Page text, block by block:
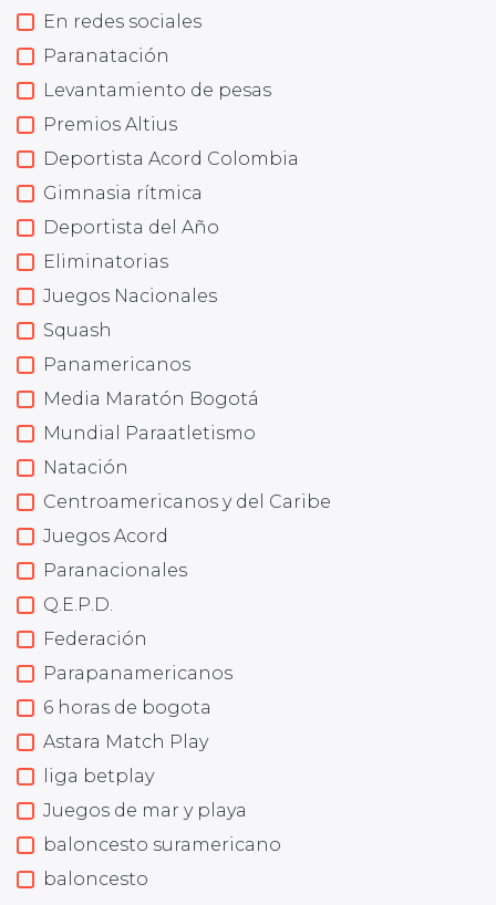
En redes sociales
Paranatación
Levantamiento de pesas
Premios Altius
Deportista Acord Colombia
Gimnasia rítmica
Deportista del Año
Eliminatorias
Juegos Nacionales
Squash
Panamericanos
Media Maratón Bogotá
Mundial Paraatletismo
Natación
Centroamericanos y del Caribe
Juegos Acord
Paranacionales
Q.E.P.D.
Federación
Parapanamericanos
6 horas de bogota
Astara Match Play
liga betplay
Juegos de mar y playa
baloncesto suramericano
baloncesto